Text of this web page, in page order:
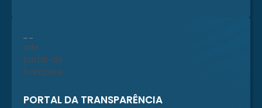
PORTAL DA TRANSPARÊNCIA